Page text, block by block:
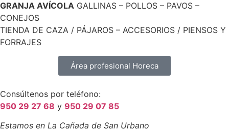
GRANJA AVÍCOLA GALLINAS – POLLOS – PAVOS –
CONEJOS
TIENDA DE CAZA / PÁJAROS – ACCESORIOS / PIENSOS Y
FORRAJES
Área profesional Horeca
Consúltenos por teléfono:
950 29 27 68 y 950 29 07 85
Estamos en La Cañada de San Urbano